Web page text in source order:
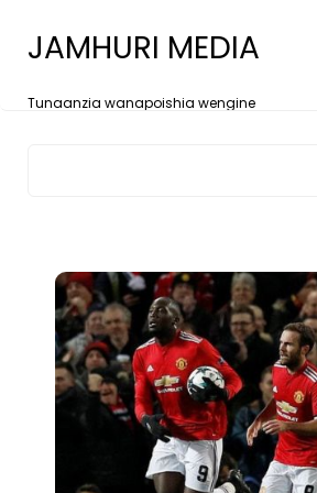
JAMHURI MEDIA
Tunaanzia wanapoishia wengine